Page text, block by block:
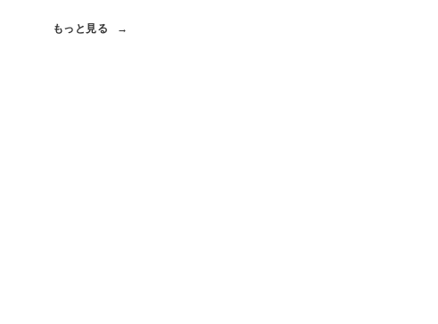
もっと見る